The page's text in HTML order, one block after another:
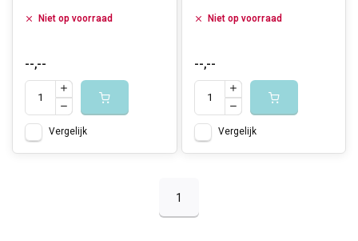
Niet op voorraad
--,--
Vergelijk
Niet op voorraad
--,--
Vergelijk
1